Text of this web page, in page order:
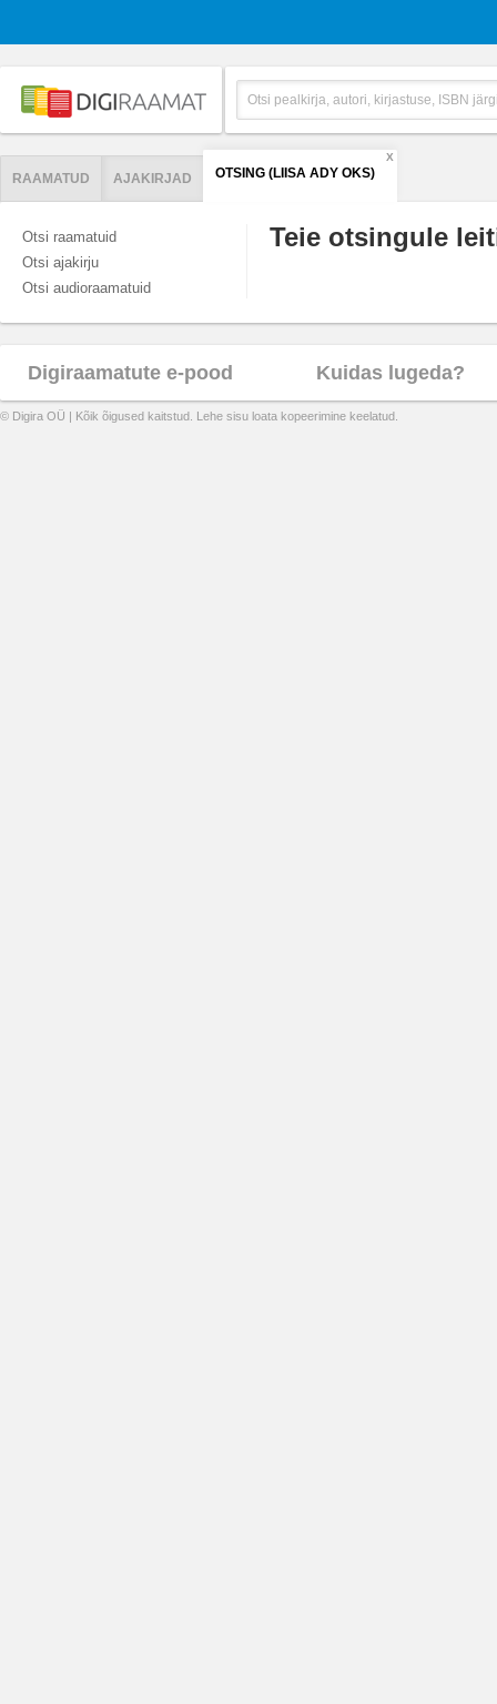
RAAMATUD AJAKIRJAD OTSING (LIISA ADY OKS)
X
Otsi raamatuid
Otsi ajakirju
Otsi audioraamatuid
Teie otsingule
Digiraamatute e-pood Kuidas lugeda?
© Digira OÜ | Kõik õigused kaitstud. Lehe sisu loata kopeerimine keelatud.